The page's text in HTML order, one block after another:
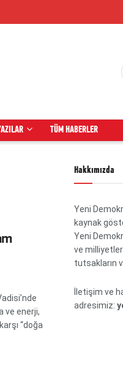
TÜM HABERLER
ve enerji,
“doğa
Hakkımızda
Yeni
kaynak
Yeni
ve
tutsakların
İletişim ve
adresimiz: